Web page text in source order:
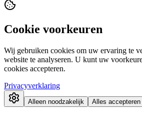
Cookie voorkeuren
Wij gebruiken cookies om uw ervaring te
website te analyseren. U kunt uw
cookies accepteren.
Privacyverklaring
Alleen noodzakelijk Alles accepteren